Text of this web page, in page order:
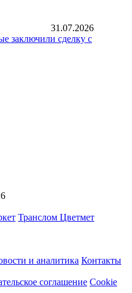
31.07.2026
заключили сделку с
Транслом Цветмет
и аналитика Контакты
соглашение Cookie